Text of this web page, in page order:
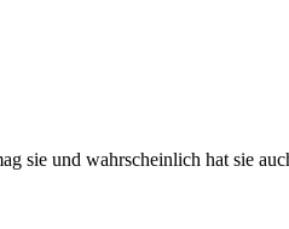
sie und wahrscheinlich hat sie